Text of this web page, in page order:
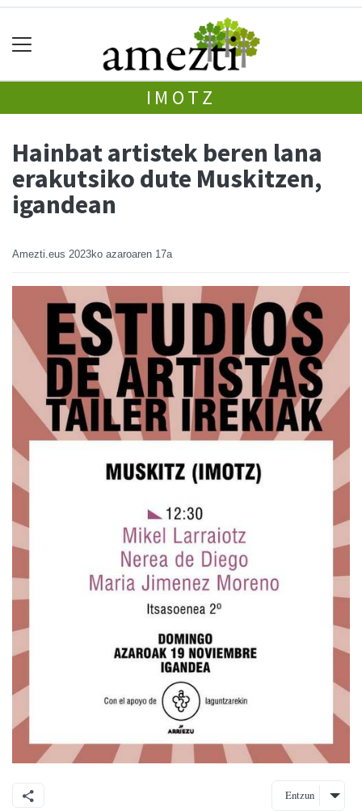
IMOTZ
Hainbat artistek beren lana
erakutsiko dute Muskitzen,
igandean
Amezti.eus 2023ko azaroaren 17a
Entzun